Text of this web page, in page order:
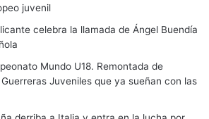
juvenil
celebra la llamada de Ángel Buendía
Mundo U18. Remontada de
Juveniles que ya sueñan con las